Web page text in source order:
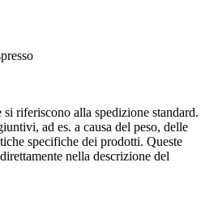
riferiscono alla spedizione standard.
ad es. a causa del peso, delle
specifiche dei prodotti. Queste
nella descrizione del